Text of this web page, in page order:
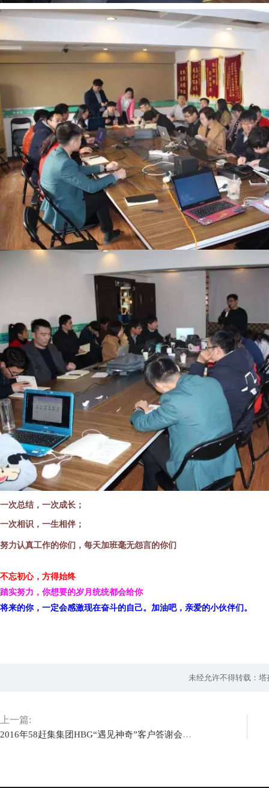
一次总结，一次成长；
一次相识，一生相伴；
努力认真工作的你们，每天加班毫无怨言的你们
不忘初心，方得始终
踏实努力，你想要的岁月统统都会给你
将来的你，一定会感激现在奋斗的自己。加油吧，亲爱的小伙伴们。
未经允许不得转载：塔
上一篇:
2016年58赶集集团HBG“遇见神奇”客户答谢会——蚌埠站